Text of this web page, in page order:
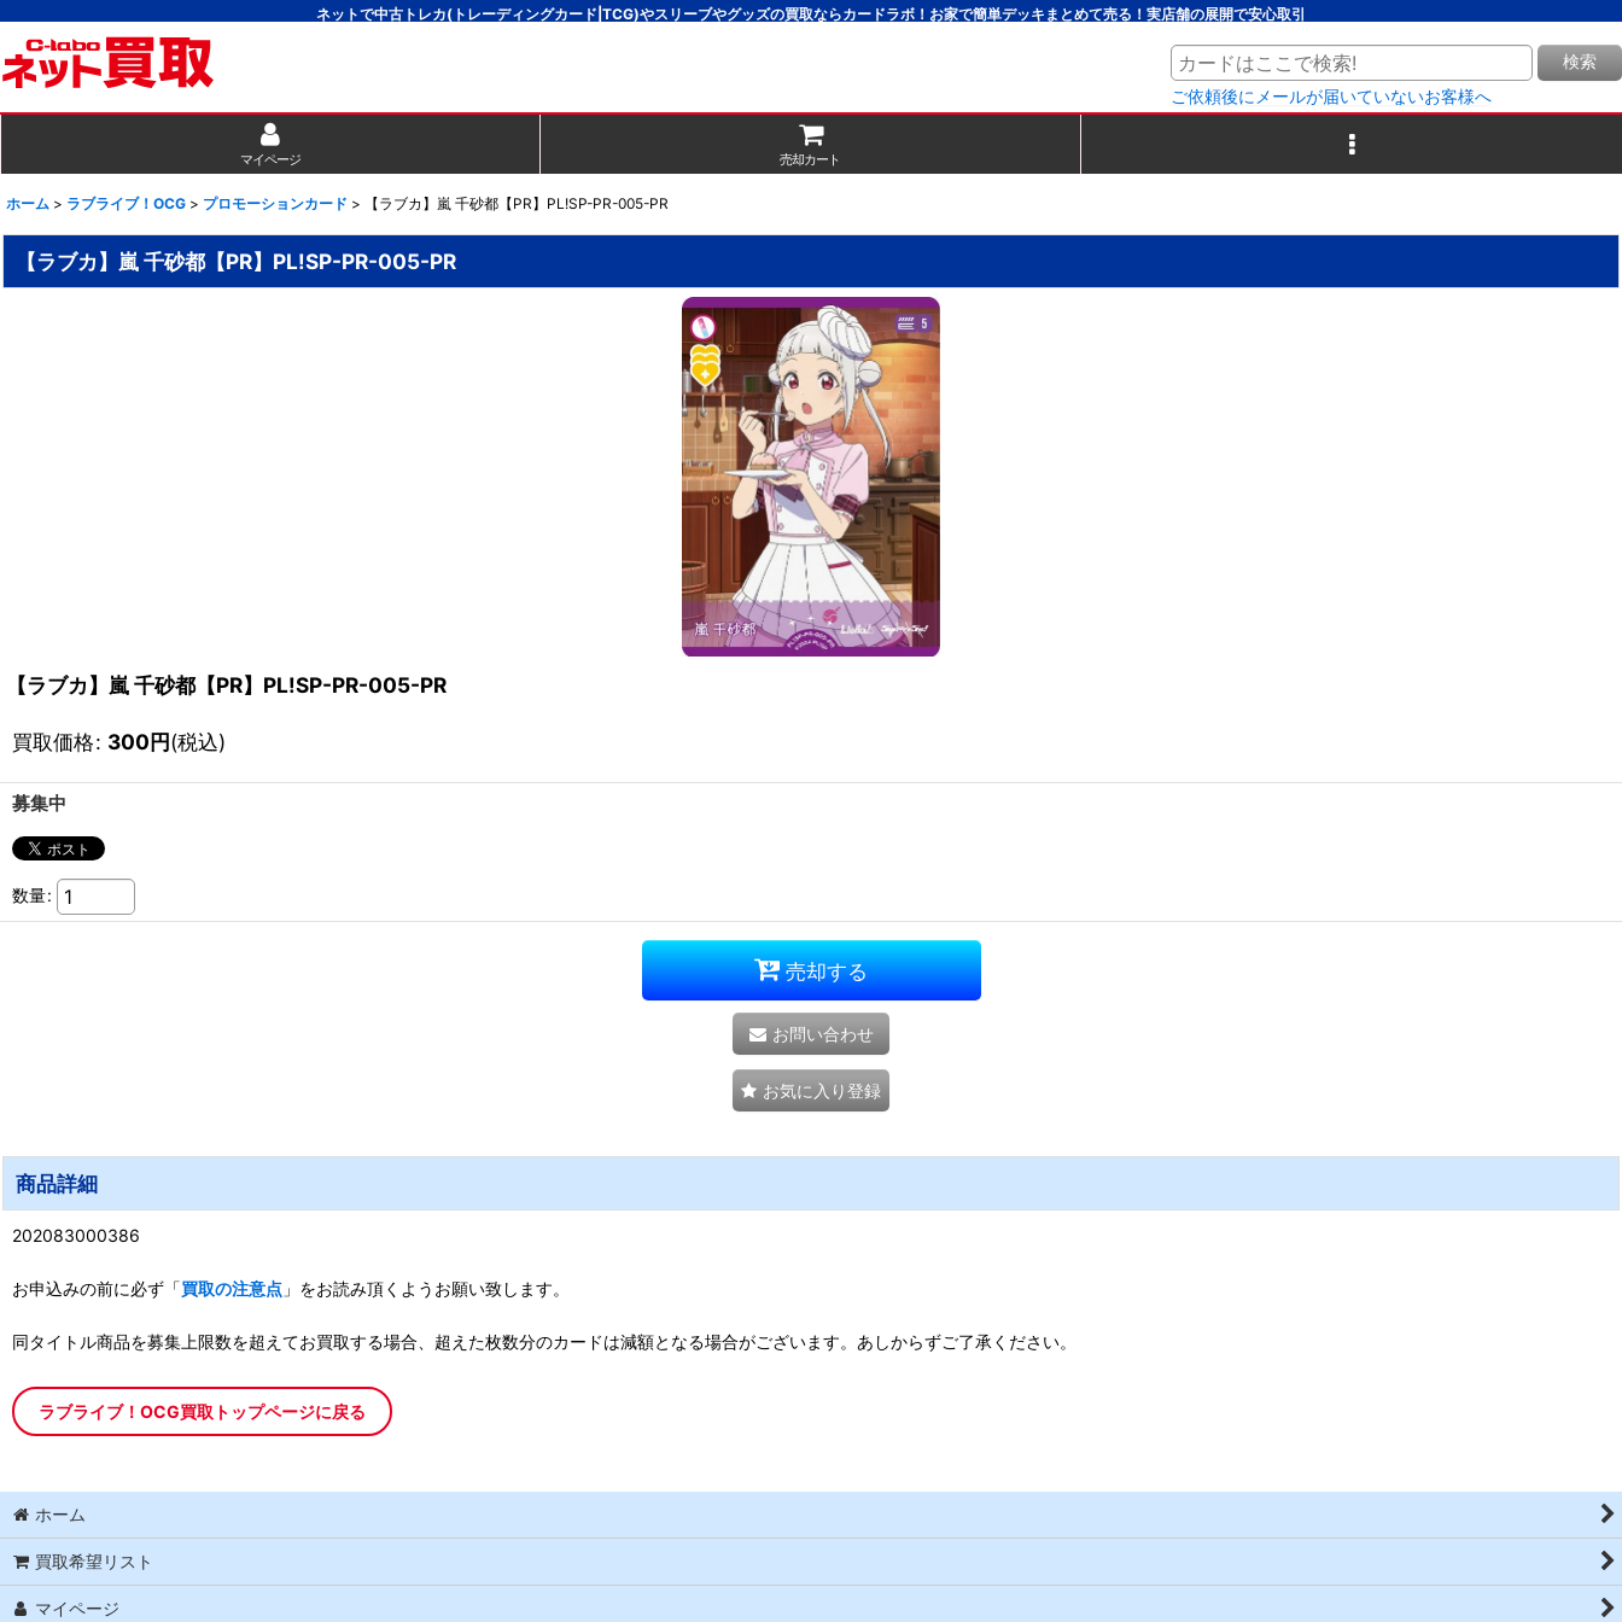
ネットで中古トレカ(トレーディングカード|TCG)やスリーブやグッズの買取ならカードラボ！お家で簡単デッキまとめて売る！実店舗の展開で安心取引
検索
ご依頼後にメールが届いていないお客様へ
マイページ 売却カート
ホーム > ラブライブ！OCG > プロモーションカード > 【ラブカ】嵐 千砂都【PR】PL!SP-PR-005-PR
【ラブカ】嵐 千砂都【PR】PL!SP-PR-005-PR
【ラブカ】嵐 千砂都【PR】PL!SP-PR-005-PR
買取価格: 300円(税込)
募集中
数量:
売却する
お問い合わせ
お気に入り登録
商品詳細
202083000386
お申込みの前に必ず「買取の注意点 」をお読み頂くようお願い致します。
同タイトル商品を募集上限数を超えてお買取する場合、超えた枚数分のカードは減額となる場合がございます。あしからずご了承ください。
ラブライブ！OCG買取トップページに戻る
ホーム
買取希望リスト
マイページ